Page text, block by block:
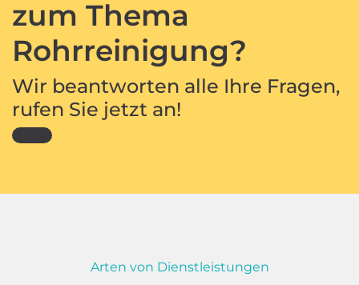
zum Thema
Rohrreinigung?
Wir beantworten alle Ihre Fragen,
rufen Sie jetzt an!
Arten von Dienstleistungen